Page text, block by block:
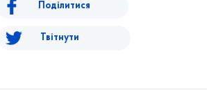
Поділитися
Твітнути